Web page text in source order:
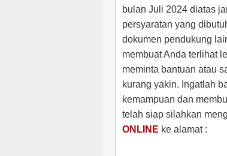
bulan Juli 2024 diatas
persyaratan yang
dokumen pendukung
membuat Anda terlihat
meminta bantuan atau
kurang yakin. Ingatlah
kemampuan dan
telah siap silahkan
ONLINE ke alamat :